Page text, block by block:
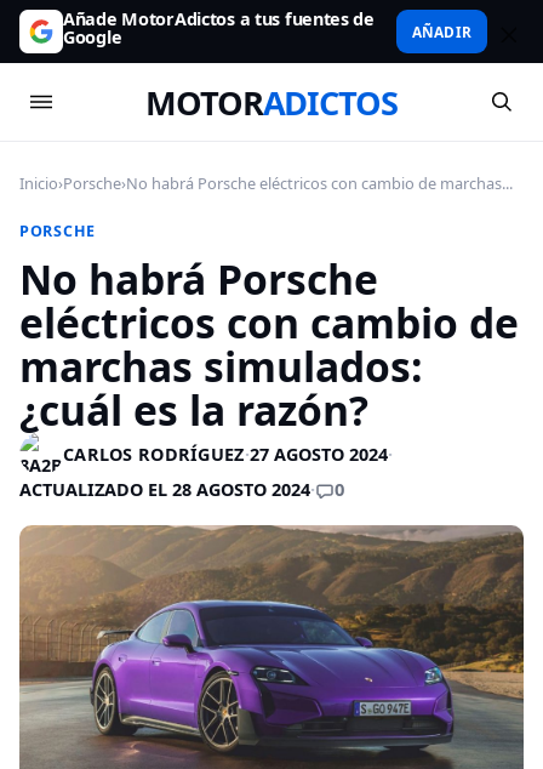
Añade MotorAdictos a tus fuentes de
Google AÑADIR
MOTORADICTOS
Inicio›Porsche›No habrá Porsche eléctricos con cambio de marchas...
PORSCHE
No habrá Porsche
eléctricos con cambio de
marchas simulados:
¿cuál es la razón?
CARLOS RODRÍGUEZ·27 AGOSTO 2024·
ACTUALIZADO EL 28 AGOSTO 2024· 0